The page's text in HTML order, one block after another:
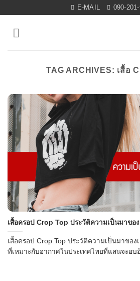
content
E-MAIL 090-
TAG ARCHIVES: เสื้อ
เสื้อครอป Crop Top ประวัติความเป็นมาขอ
เสื้อครอป Crop Top ประวัติความเป็นมาของ
ที่เหมาะกับอากาศในประเทศไทยที่แสนจะอบ